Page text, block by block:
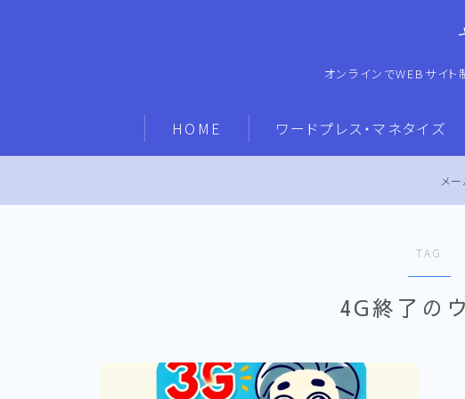
オンラインでWEBサイ
HOME ワードプレス・マネタイズ
メ
TAG
4G終了の